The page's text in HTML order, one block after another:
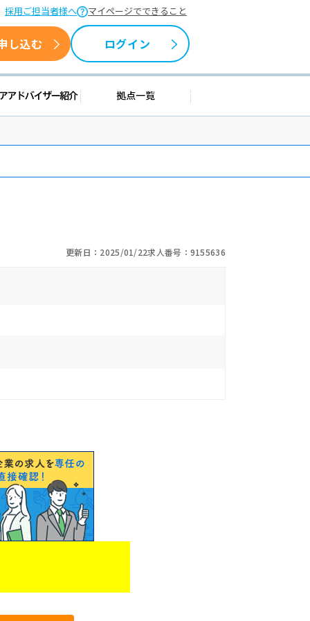
採用ご担当者様へ マイページでできること
し込む ログイン
情報 キャリアアドバイザー紹介拠点一覧
更新日：2025/01/22求人番号：9155636